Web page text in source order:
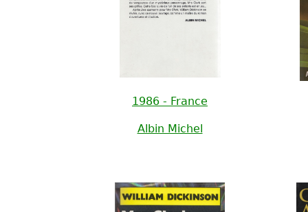
1986 - France
Albin Michel